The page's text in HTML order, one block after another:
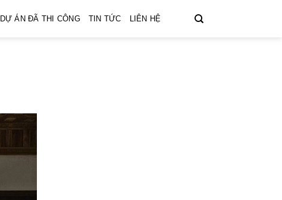
DỰ ÁN ĐÃ THI CÔNG TIN TỨC LIÊN HỆ